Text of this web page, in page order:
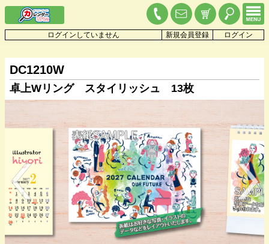
ログインしていません 新規会員登録 ログイン
DC1210W
卓上Wリング スタイリッシュ 13枚